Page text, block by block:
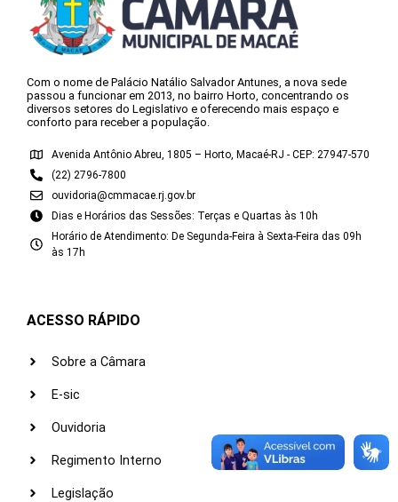
Com o nome de Palácio Natálio Salvador Antunes, a nova sede
passou a funcionar em 2013, no bairro Horto, concentrando os
diversos setores do Legislativo e oferecendo mais espaço e
conforto para receber a população.
Avenida Antônio Abreu, 1805 – Horto, Macaé-RJ - CEP: 27947-570
(22) 2796-7800
ouvidoria@cmmacae.rj.gov.br
Dias e Horários das Sessões: Terças e Quartas às 10h
Horário de Atendimento: De Segunda-Feira à Sexta-Feira das 09h
às 17h
ACESSO RÁPIDO
Sobre a Câmara
E-sic
Ouvidoria
Regimento Interno
Legislação